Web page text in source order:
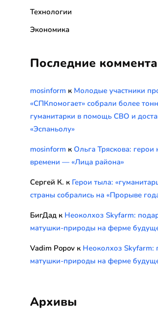
Технологии
Экономика
Последние
mosinform к Молодые участники
«СПКпомогает» собрали более
гуманитарки в помощь СВО и
«Эспаньолу»
mosinform к Ольга Тряскова: герои
времени — «Лица района»
Сергей К. к Герои тыла:
страны собрались на «Прорыве
БигДад к Неоколхоз Skyfarm:
матушки-природы на ферме
Vadim Popov к Неоколхоз Skyfarm:
матушки-природы на ферме
Архивы